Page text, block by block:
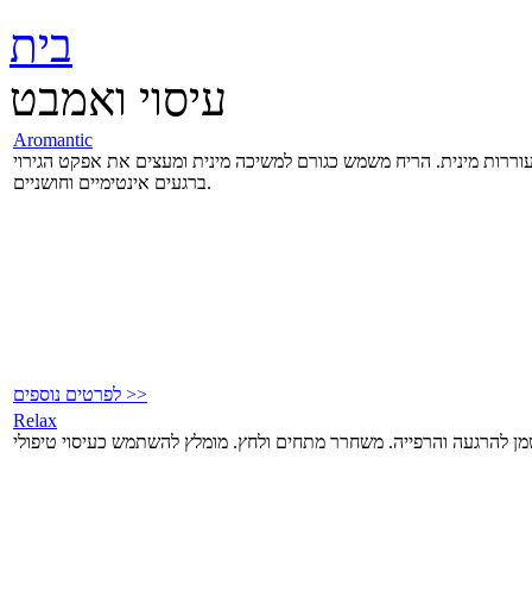
בית
עיסוי ואמבט
Aromantic
מינית. הריח משמש כגורם למשיכה מינית ומעצים את אפקט הגירוי
ברגעים אינטימיים וחושניים.
לפרטים נוספים >>
Relax